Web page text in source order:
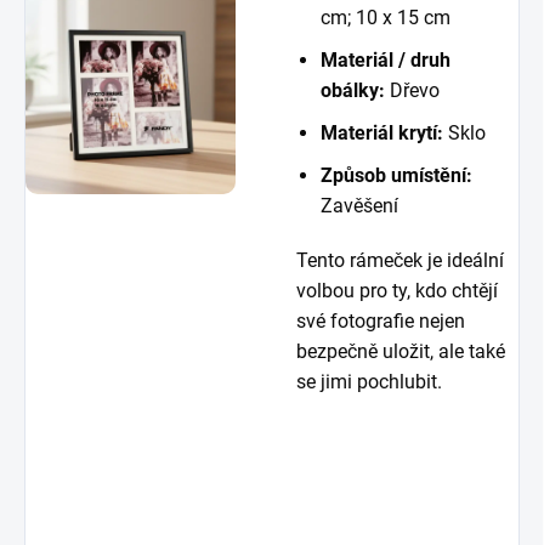
cm; 10 x 15 cm
Materiál / druh
obálky: Dřevo
Materiál krytí: Sklo
Způsob umístění:
Zavěšení
Tento rámeček je ideální
volbou pro ty, kdo chtějí
své fotografie nejen
bezpečně uložit, ale také
se jimi pochlubit.